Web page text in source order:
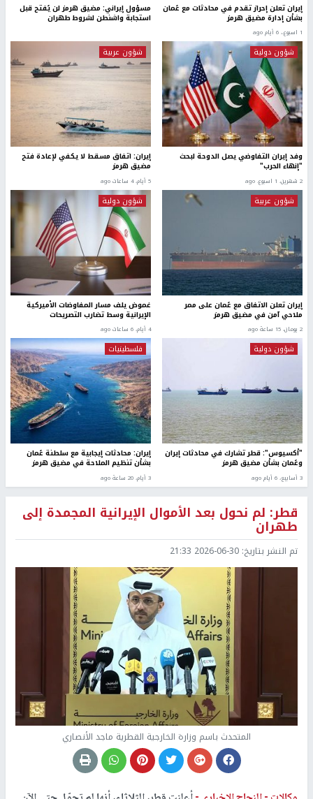
إيران تعلن إحراز تقدم في محادثات مع عُمان
بشأن إدارة مضيق هرمز
1 اسبوع.، 6 أيام ago
مسؤول إيراني: مضيق هرمز لن يُفتح قبل
استجابة واشنطن لشروط طهران
شؤون دولية
وفد إيران التفاوضي يصل الدوحة لبحث
"إنهاء الحرب"
2 شهرين، 1 اسبوع. ago
شؤون عربية
إيران: اتفاق مسقط لا يكفي لإعادة فتح
مضيق هرمز
5 أيام، 4 ساعات ago
شؤون عربية
إيران تعلن الاتفاق مع عُمان على ممر
ملاحي آمن في مضيق هرمز
2 يومان، 15 ساعة ago
شؤون دولية
غموض يلف مسار المفاوضات الأميركية
الإيرانية وسط تضارب التصريحات
4 أيام، 6 ساعات ago
شؤون دولية
"أكسيوس": قطر تشارك في محادثات إيران
وعُمان بشأن مضيق هرمز
3 أسابيع، 6 أيام ago
فلسطينيات
إيران: محادثات إيجابية مع سلطنة عُمان
بشأن تنظيم الملاحة في مضيق هرمز
3 أيام، 20 ساعة ago
قطر: لم نحول بعد الأموال الإيرانية المجمدة إلى
طهران
تم النشر بتاريخ: 2026-06-30 21:33
المتحدث باسم وزارة الخارجية القطرية ماجد الأنصاري